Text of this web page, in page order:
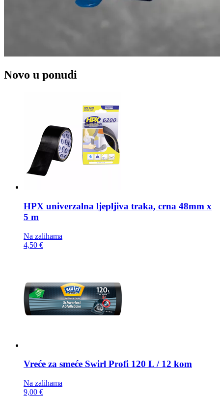
Novo u ponudi
HPX univerzalna ljepljiva traka, crna 48mm x
5 m
Na zalihama
4,50 €
Vreće za smeće Swirl Profi 120 L / 12 kom
Na zalihama
9,00 €